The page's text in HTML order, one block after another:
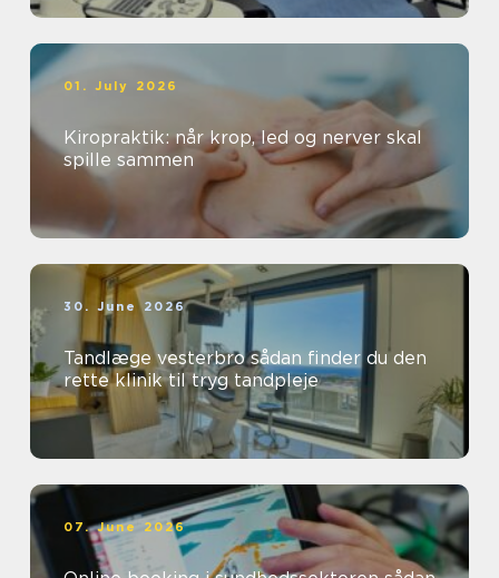
01. July 2026
Kiropraktik: når krop, led og nerver skal
spille sammen
30. June 2026
Tandlæge vesterbro sådan finder du den
rette klinik til tryg tandpleje
07. June 2026